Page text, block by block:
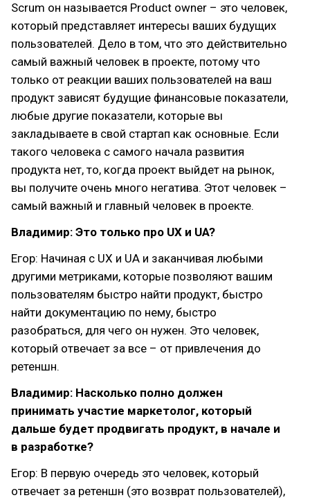
Scrum он называется Product owner – это человек,
который представляет интересы ваших будущих
пользователей. Дело в том, что это действительно
самый важный человек в проекте, потому что
только от реакции ваших пользователей на ваш
продукт зависят будущие финансовые показатели,
любые другие показатели, которые вы
закладываете в свой стартап как основные. Если
такого человека с самого начала развития
продукта нет, то, когда проект выйдет на рынок,
вы получите очень много негатива. Этот человек –
самый важный и главный человек в проекте.
Владимир: Это только про UX и UA?
Егор: Начиная с UX и UA и заканчивая любыми
другими метриками, которые позволяют вашим
пользователям быстро найти продукт, быстро
найти документацию по нему, быстро
разобраться, для чего он нужен. Это человек,
который отвечает за все – от привлечения до
ретеншн.
Владимир: Насколько полно должен
принимать участие маркетолог, который
дальше будет продвигать продукт, в начале и
в разработке?
Егор: В первую очередь это человек, который
отвечает за ретеншн (это возврат пользователей),